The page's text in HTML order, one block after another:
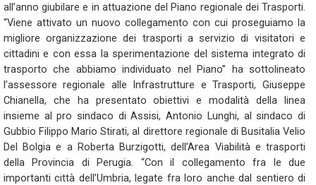
all’anno giubilare e in attuazione del Piano regionale dei Trasporti.
“Viene attivato un nuovo collegamento con cui proseguiamo la
migliore organizzazione dei trasporti a servizio di visitatori e
cittadini e con essa la sperimentazione del sistema integrato di
trasporto che abbiamo individuato nel Piano” ha sottolineato
l’assessore regionale alle Infrastrutture e Trasporti, Giuseppe
Chianella, che ha presentato obiettivi e modalità della linea
insieme al pro sindaco di Assisi, Antonio Lunghi, al sindaco di
Gubbio Filippo Mario Stirati, al direttore regionale di Busitalia Velio
Del Bolgia e a Roberta Burzigotti, dell’Area Viabilità e trasporti
della Provincia di Perugia. “Con il collegamento fra le due
importanti città dell’Umbria, legate fra loro anche dal sentiero di